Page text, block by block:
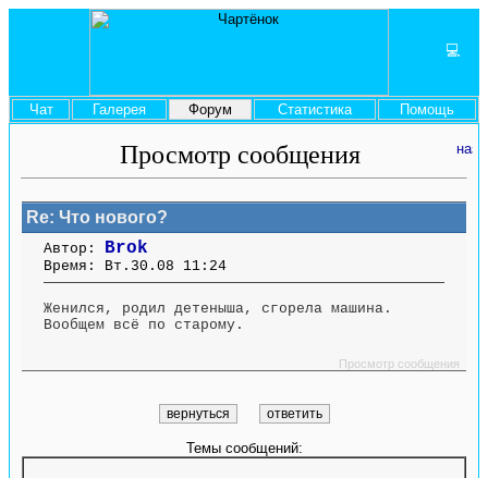
💻
Чат Галерея Форум Статистика Помощь
Просмотр сообщения
Re: Что нового?
Автор: Brok
Время: Вт.30.08 11:24
Женился, родил детеныша, сгорела машина.
Вообщем всё по старому.
Просмотр сообщения
Темы сообщений: